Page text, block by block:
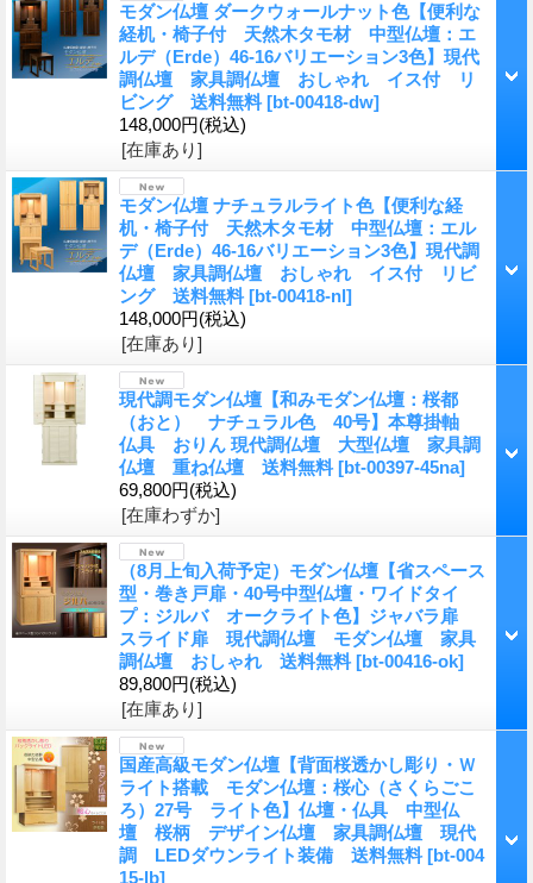
モダン仏壇 ダークウォールナット色【便利な
経机・椅子付 天然木タモ材 中型仏壇：エ
ルデ（Erde）46-16バリエーション3色】現代
調仏壇 家具調仏壇 おしゃれ イス付 リ
ビング 送料無料 [bt-00418-dw]
148,000円(税込)
[在庫あり]
モダン仏壇 ナチュラルライト色【便利な経
机・椅子付 天然木タモ材 中型仏壇：エル
デ（Erde）46-16バリエーション3色】現代調
仏壇 家具調仏壇 おしゃれ イス付 リビ
ング 送料無料 [bt-00418-nl]
148,000円(税込)
[在庫あり]
現代調モダン仏壇【和みモダン仏壇：桜都
（おと） ナチュラル色 40号】本尊掛軸
仏具 おりん 現代調仏壇 大型仏壇 家具調
仏壇 重ね仏壇 送料無料 [bt-00397-45na]
69,800円(税込)
[在庫わずか]
（8月上旬入荷予定）モダン仏壇【省スペース
型・巻き戸扉・40号中型仏壇・ワイドタイ
プ：ジルバ オークライト色】ジャバラ扉
スライド扉 現代調仏壇 モダン仏壇 家具
調仏壇 おしゃれ 送料無料 [bt-00416-ok]
89,800円(税込)
[在庫あり]
国産高級モダン仏壇【背面桜透かし彫り・Ｗ
ライト搭載 モダン仏壇：桜心（さくらごこ
ろ）27号 ライト色】仏壇・仏具 中型仏
壇 桜柄 デザイン仏壇 家具調仏壇 現代
調 LEDダウンライト装備 送料無料 [bt-004
15-lb]